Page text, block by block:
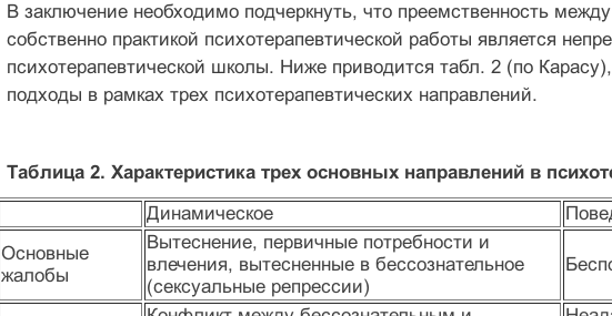
В заключение необходимо подчеркнуть, что преемственность
собственно практикой психотерапевтической работы является
психотерапевтической школы. Ниже приводится табл. 2 (по
подходы в рамках трех психотерапевтических направлений.
Таблица 2. Характеристика трех основных направлений в
Динамическое
Основные
жалобы
Вытеснение, первичные потребности и
влечения, вытесненные в бессознательное
(сексуальные репрессии)